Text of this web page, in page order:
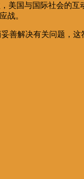
美国与国际社会的
战。
善解决有关问题，这